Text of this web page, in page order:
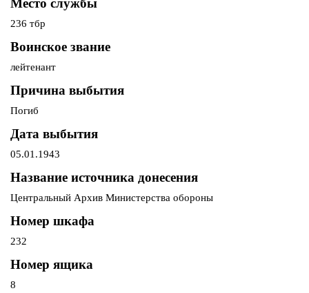
Место службы
236 тбр
Воинское звание
лейтенант
Причина выбытия
Погиб
Дата выбытия
05.01.1943
Название источника донесения
Центральный Архив Министерства обороны
Номер шкафа
232
Номер ящика
8